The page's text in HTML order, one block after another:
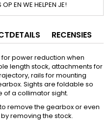
EN WE HELPEN JE!
RECENSIES
power reduction when
length stock, attachments for
rails for mounting
Sights are foldable so
of a collimator sight.
remove the gearbox or even
removing the stock.